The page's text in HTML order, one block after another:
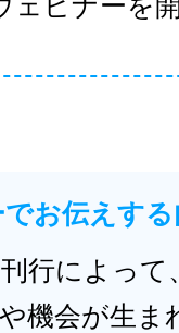
お伝えす
行によって
機会が生ま